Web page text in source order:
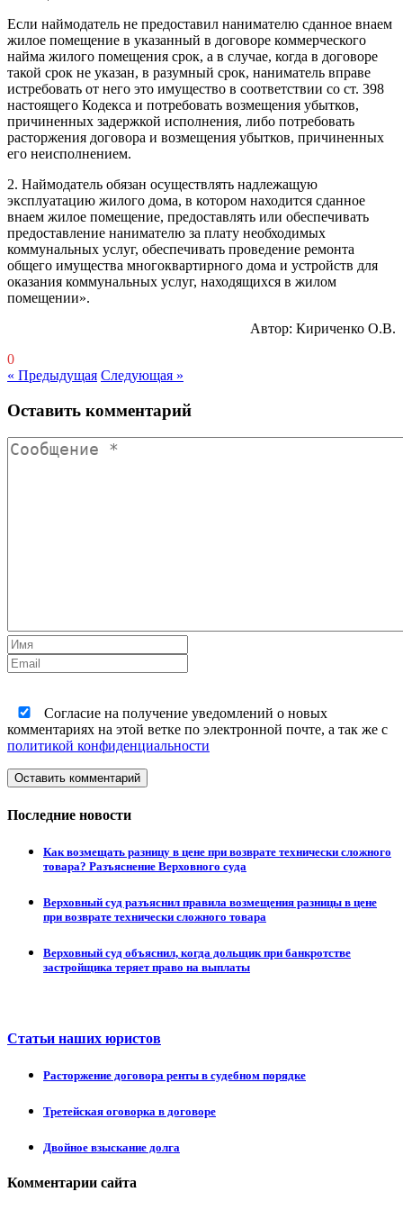
Если наймодатель не предоставил нанимателю сданное внаем
жилое помещение в указанный в договоре коммерческого
найма жилого помещения срок, а в случае, когда в договоре
такой срок не указан, в разумный срок, наниматель вправе
истребовать от него это имущество в соответствии со ст. 398
настоящего Кодекса и потребовать возмещения убытков,
причиненных задержкой исполнения, либо потребовать
расторжения договора и возмещения убытков, причиненных
его неисполнением.
2. Наймодатель обязан осуществлять надлежащую
эксплуатацию жилого дома, в котором находится сданное
внаем жилое помещение, предоставлять или обеспечивать
предоставление нанимателю за плату необходимых
коммунальных услуг, обеспечивать проведение ремонта
общего имущества многоквартирного дома и устройств для
оказания коммунальных услуг, находящихся в жилом
помещении».
Автор: Кириченко О.В.
0
« Предыдущая Следующая »
Оставить комментарий
Согласие на получение уведомлений о новых
комментариях на этой ветке по электронной почте, а так же с
политикой конфиденциальности
Оставить комментарий
Последние новости
Как возмещать разницу в цене при возврате технически сложного
товара? Разъяснение Верховного суда
Верховный суд разъяснил правила возмещения разницы в цене
при возврате технически сложного товара
Верховный суд объяснил, когда дольщик при банкротстве
застройщика теряет право на выплаты
Статьи наших юристов
Расторжение договора ренты в судебном порядке
Третейская оговорка в договоре
Двойное взыскание долга
Комментарии сайта